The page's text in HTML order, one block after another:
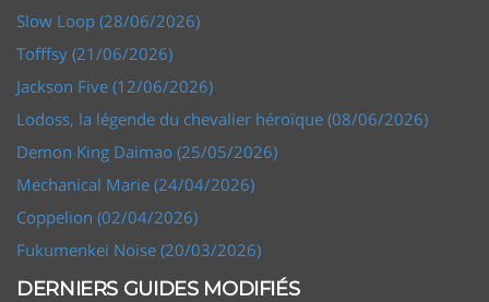
Slow Loop (28/06/2026)
Tofffsy (21/06/2026)
Jackson Five (12/06/2026)
Lodoss, la légende du chevalier héroïque (08/06/2026)
Demon King Daimao (25/05/2026)
Mechanical Marie (24/04/2026)
Coppelion (02/04/2026)
Fukumenkei Noise (20/03/2026)
DERNIERS GUIDES MODIFIÉS